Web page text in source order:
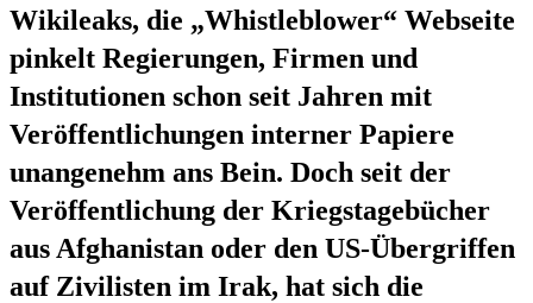
Wikileaks, die „Whistleblower“ Webseite
pinkelt Regierungen, Firmen und
Institutionen schon seit Jahren mit
Veröffentlichungen interner Papiere
unangenehm ans Bein. Doch seit der
Veröffentlichung der Kriegstagebücher
aus Afghanistan oder den US-Übergriffen
auf Zivilisten im Irak, hat sich die